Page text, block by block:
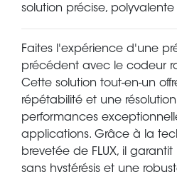
solution précise,
Faites l'expérience d'une
précédent avec le codeur
Cette solution tout-en-un
répétabilité et une
performances
applications. Grâce à la
brevetée de FLUX, il
sans hystérésis et une